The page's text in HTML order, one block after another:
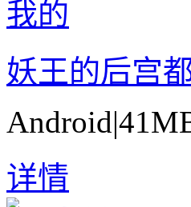
妖王的后宫
Android|
详情